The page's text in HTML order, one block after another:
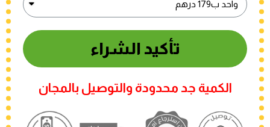
تأكيد الشراء
الكمية جد محدودة والتوصيل بالمجان